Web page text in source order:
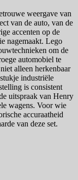
weergave van
van de auto, van de
accenten op de
nagemaakt. Lego
om de
automobiel te
alleen herkenbaar
industriële
is consistent
uitspraak van Henry
wagens. Voor wie
accuraatheid
van deze set.